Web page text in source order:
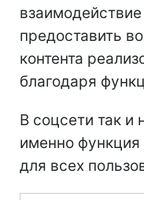
предоставить
контента
благодаря
В соцсети так и
именно функция
для всех